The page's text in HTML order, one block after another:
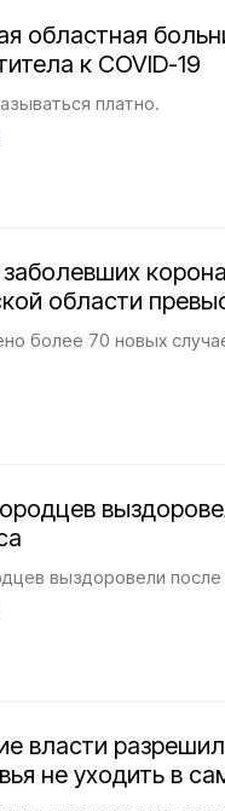
областная
к COVID-19
платно.
области
более 70 новых
выздоровели после
власти
не уходить в